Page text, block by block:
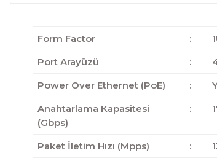
Form Factor :
Port Arayüzü
:
Power Over Ethernet (PoE)
:
Anahtarlama Kapasitesi
(Gbps)
:
Paket İletim Hızı (Mpps) :